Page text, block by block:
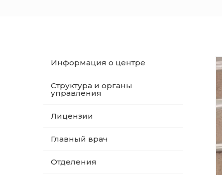
Информация о центре
Структура и органы
управления
Лицензии
Главный врач
Отделения